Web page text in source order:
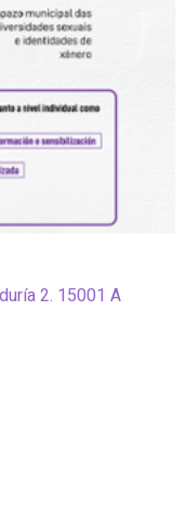
2. 15001 A